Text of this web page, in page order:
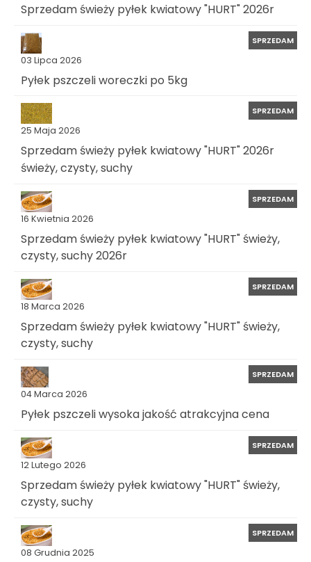
Sprzedam świeży pyłek kwiatowy "HURT" 2026r
03 Lipca 2026
SPRZEDAM
Pyłek pszczeli woreczki po 5kg
25 Maja 2026
SPRZEDAM
Sprzedam świeży pyłek kwiatowy "HURT" 2026r
świeży, czysty, suchy
16 Kwietnia 2026
SPRZEDAM
Sprzedam świeży pyłek kwiatowy "HURT" świeży,
czysty, suchy 2026r
18 Marca 2026
SPRZEDAM
Sprzedam świeży pyłek kwiatowy "HURT" świeży,
czysty, suchy
04 Marca 2026
SPRZEDAM
Pyłek pszczeli wysoka jakość atrakcyjna cena
12 Lutego 2026
SPRZEDAM
Sprzedam świeży pyłek kwiatowy "HURT" świeży,
czysty, suchy
08 Grudnia 2025
SPRZEDAM